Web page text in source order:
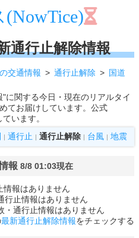
通行止解除情報
交通情報 通行止解除
国道
に関する今日・現在のリアルタイ
てお届けしています。公式
います。
通行止 通行止解除 台風 地震
報 8/8 01:03現在
情報はありません
行止情報はありません
・通行止情報はありません
最新通行止解除情報をチェックする